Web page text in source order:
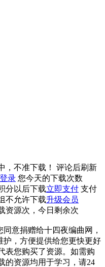
，不准下载！ 评论后刷新
登录 您今天的下载次数
分 以后下载立即支付 支付
不允许下载升级会员
资源次，今日剩余次
意捐赠给十四夜编曲网，
，方便提供给您更快更好
表您购买了资源。如需购
的资源均用于学习，请24